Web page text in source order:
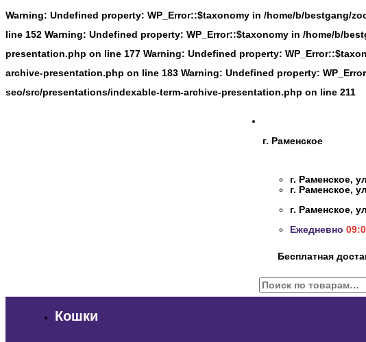
Warning: Undefined property: WP_Error::$taxonomy in /home/b/bestgang/
line 152 Warning: Undefined property: WP_Error::$taxonomy in /home/b/
presentation.php on line 177 Warning: Undefined property:
archive-presentation.php on line 183 Warning: Undefined property:
seo/src/presentations/indexable-term-archive-presentation.php on line 211
г. Раменское
г. Раменское,
г. Раменское,
г. Раменское,
Ежедневно
Бесплатная
Кошки